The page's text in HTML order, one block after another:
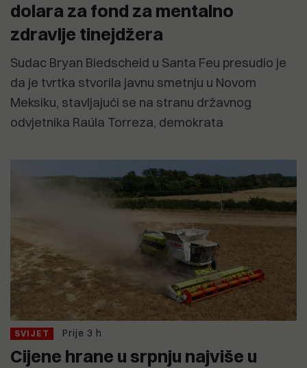
dolara za fond za mentalno
zdravlje tinejdžera
Sudac Bryan Biedscheid u Santa Feu presudio je
da je tvrtka stvorila javnu smetnju u Novom
Meksiku, stavljajući se na stranu državnog
odvjetnika Raúla Torreza, demokrata
SVIJET Prije 3 h
Cijene hrane u srpnju najviše u